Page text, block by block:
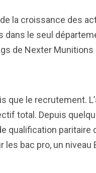
la croissance des
le seul
de Nexter
que le recrutement.
total. Depuis
qualification paritaire
bac pro, un niveau